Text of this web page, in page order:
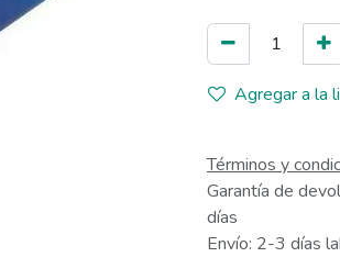
Agregar a la
Términos y
Garantía de
días
Envío: 2-3 días